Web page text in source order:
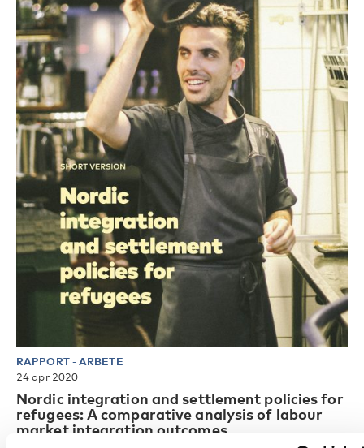
RAPPORT-ARBETE
24 apr 2020
Nordic integration and settlement policies for
refugees: A comparative analysis of labour
market integration outcomes